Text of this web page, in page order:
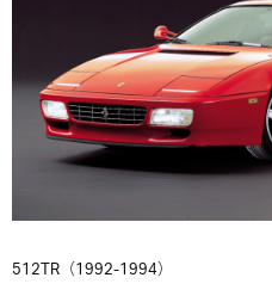
512TR（1992-1994）